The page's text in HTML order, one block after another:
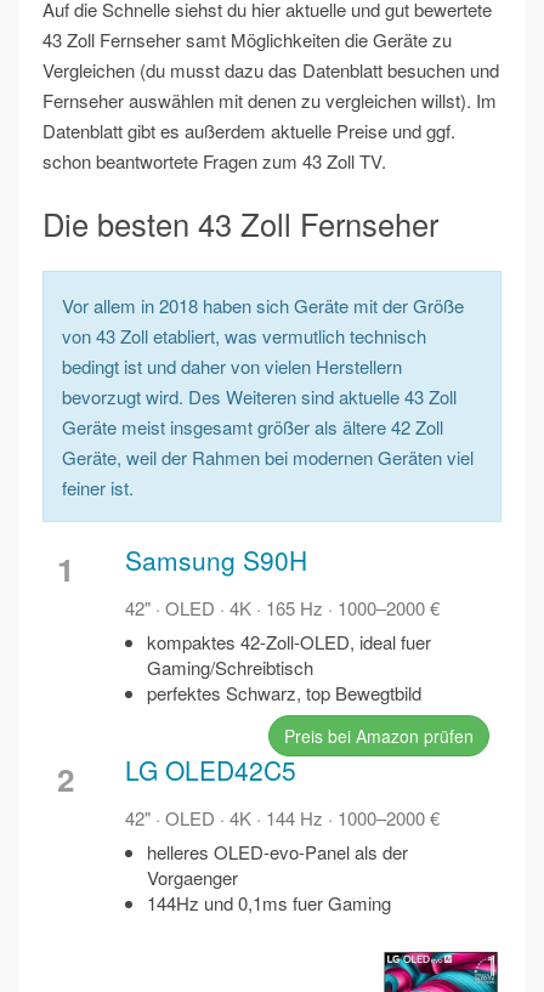
Auf die Schnelle siehst du hier aktuelle und gut bewertete
43 Zoll Fernseher samt Möglichkeiten die Geräte zu
Vergleichen (du musst dazu das Datenblatt besuchen und
Fernseher auswählen mit denen zu vergleichen willst). Im
Datenblatt gibt es außerdem aktuelle Preise und ggf.
schon beantwortete Fragen zum 43 Zoll TV.
Die besten 43 Zoll Fernseher
Vor allem in 2018 haben sich Geräte mit der Größe
von 43 Zoll etabliert, was vermutlich technisch
bedingt ist und daher von vielen Herstellern
bevorzugt wird. Des Weiteren sind aktuelle 43 Zoll
Geräte meist insgesamt größer als ältere 42 Zoll
Geräte, weil der Rahmen bei modernen Geräten viel
feiner ist.
1 Samsung S90H
42" · OLED · 4K · 165 Hz · 1000–2000 €
kompaktes 42-Zoll-OLED, ideal fuer
Gaming/Schreibtisch
perfektes Schwarz, top Bewegtbild
Preis bei Amazon prüfen
2 LG OLED42C5
42" · OLED · 4K · 144 Hz · 1000–2000 €
helleres OLED-evo-Panel als der
Vorgaenger
144Hz und 0,1ms fuer Gaming